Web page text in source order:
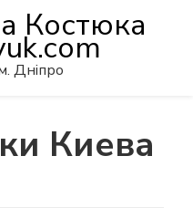
Костюка
Дніпро
Киева